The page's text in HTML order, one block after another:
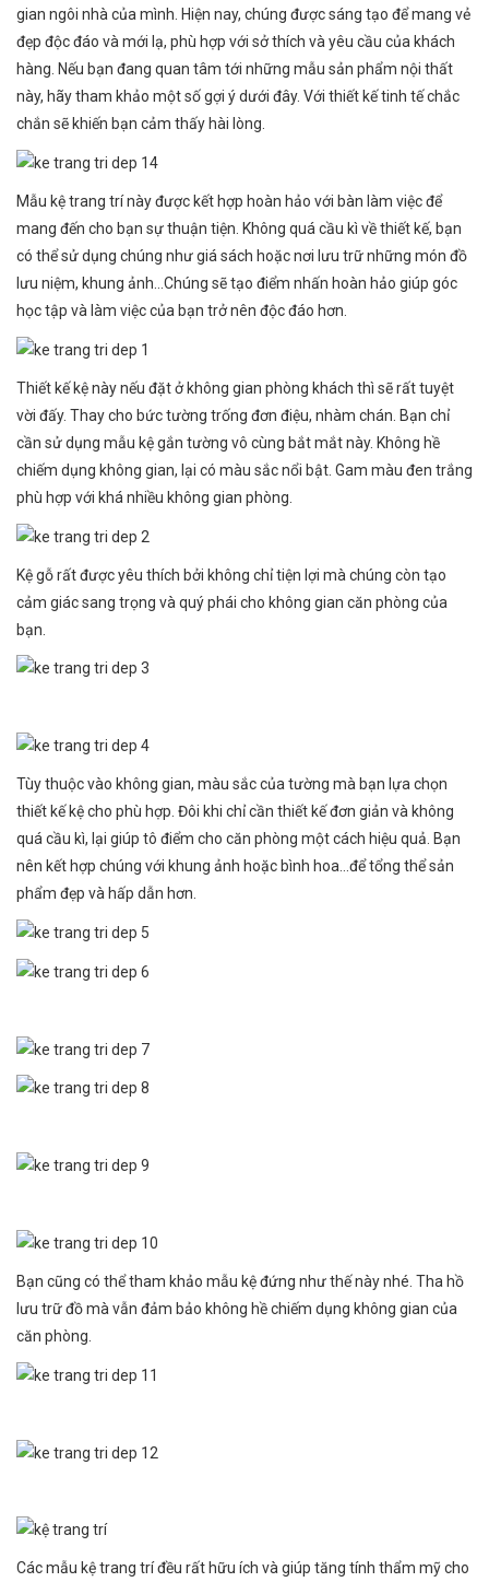
gian ngôi nhà của mình. Hiện nay, chúng được sáng tạo để mang vẻ
đẹp độc đáo và mới lạ, phù hợp với sở thích và yêu cầu của khách
hàng. Nếu bạn đang quan tâm tới những mẫu sản phẩm nội thất
này, hãy tham khảo một số gợi ý dưới đây. Với thiết kế tinh tế chắc
chắn sẽ khiến bạn cảm thấy hài lòng.
Mẫu kệ trang trí này được kết hợp hoàn hảo với bàn làm việc để
mang đến cho bạn sự thuận tiện. Không quá cầu kì về thiết kế, bạn
có thể sử dụng chúng như giá sách hoặc nơi lưu trữ những món đồ
lưu niệm, khung ảnh…Chúng sẽ tạo điểm nhấn hoàn hảo giúp góc
học tập và làm việc của bạn trở nên độc đáo hơn.
Thiết kế kệ này nếu đặt ở không gian phòng khách thì sẽ rất tuyệt
vời đấy. Thay cho bức tường trống đơn điệu, nhàm chán. Bạn chỉ
cần sử dụng mẫu kệ gắn tường vô cùng bắt mắt này. Không hề
chiếm dụng không gian, lại có màu sắc nổi bật. Gam màu đen trắng
phù hợp với khá nhiều không gian phòng.
Kệ gỗ rất được yêu thích bởi không chỉ tiện lợi mà chúng còn tạo
cảm giác sang trọng và quý phái cho không gian căn phòng của
bạn.
Tùy thuộc vào không gian, màu sắc của tường mà bạn lựa chọn
thiết kế kệ cho phù hợp. Đôi khi chỉ cần thiết kế đơn giản và không
quá cầu kì, lại giúp tô điểm cho căn phòng một cách hiệu quả. Bạn
nên kết hợp chúng với khung ảnh hoặc bình hoa…để tổng thể sản
phẩm đẹp và hấp dẫn hơn.
Bạn cũng có thể tham khảo mẫu kệ đứng như thế này nhé. Tha hồ
lưu trữ đồ mà vẫn đảm bảo không hề chiếm dụng không gian của
căn phòng.
Các mẫu kệ trang trí đều rất hữu ích và giúp tăng tính thẩm mỹ cho